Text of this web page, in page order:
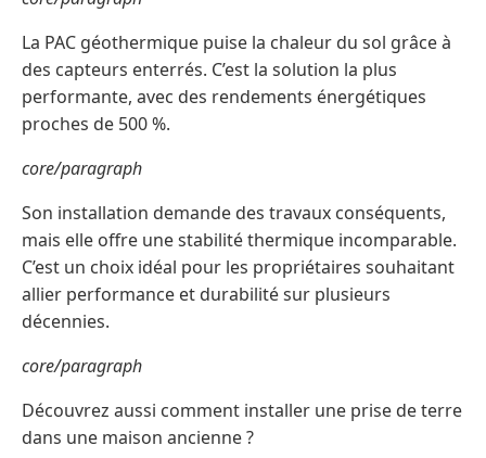
La PAC géothermique puise la chaleur du sol grâce à
des capteurs enterrés. C’est la solution la plus
performante, avec des rendements énergétiques
proches de 500 %.
core/paragraph
Son installation demande des travaux conséquents,
mais elle offre une stabilité thermique incomparable.
C’est un choix idéal pour les propriétaires souhaitant
allier performance et durabilité sur plusieurs
décennies.
core/paragraph
Découvrez aussi comment installer une prise de terre
dans une maison ancienne ?